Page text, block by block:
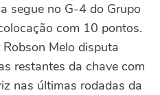
segue no G-4 do Grupo
com 10 pontos.
Melo disputa
restantes da chave com
nas últimas rodadas da